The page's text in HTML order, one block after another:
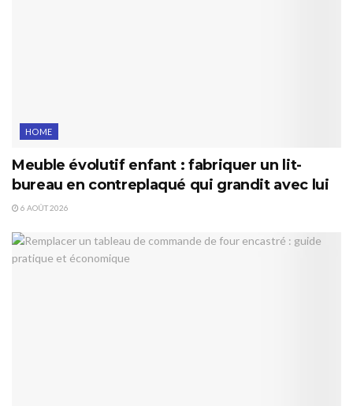
HOME
Meuble évolutif enfant : fabriquer un lit-
bureau en contreplaqué qui grandit avec lui
6 AOÛT 2026